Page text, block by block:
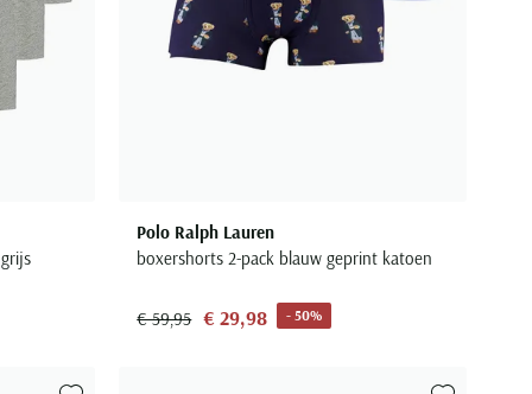
Polo Ralph Lauren
boxershorts 2-pack blauw geprint katoen
€ 59,95 € 29,98 - 50%